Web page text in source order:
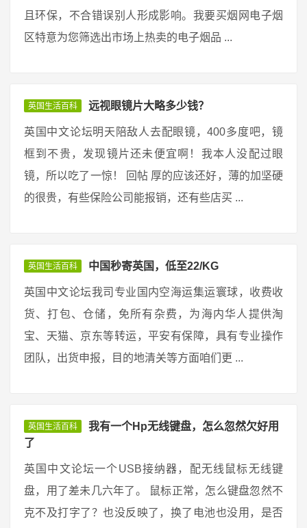
且环保，不合错误别人形成影响。我要买烟网电子烟
区特意为您筛选出市场上热卖的电子烟品 ...
英国生活百科 远视眼镜片大略多少钱？
英国中文论坛明天陪敌人去配眼镜，400多度吧，镜
框到不贵，发现镜片还未便宜啊！我本人没配过眼
镜，所以吃了一惊！ 回帖 厚的应该还好，薄的加坚硬
的很贵，有些保险公司能报销，还有些店买 ...
英国生活百科 中国秒寄英国，低至22/KG
英国中文论坛我司专业国内空海运集运寰球，收费收
货、打包、仓储，免所有杂费，为海内华人提供淘
宝、天猫、京东等转运，平安有保障，具有专业操作
团队，出货申报，目的地清关等方面咱们更 ...
英国生活百科
我有一个Hp无线键盘，怎么忽然欠好用
了
英国中文论坛一个USB接纳器，配无线鼠标无线键
盘，用了差未几六年了。 鼠标正常，怎么键盘忽然不
克不及打字了？也没反映了，换了电池也没用，是否